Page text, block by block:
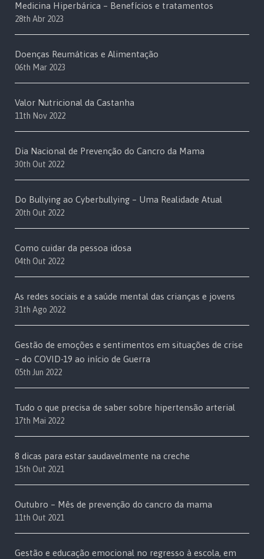
Medicina Hiperbárica – Benefícios e tratamentos
28th Abr 2023
Doenças Reumáticas e Alimentação
06th Mar 2023
Valor Nutricional da Castanha
11th Nov 2022
Dia Nacional de Prevenção do Cancro da Mama
30th Out 2022
Do Bullying ao Cyberbullying – Uma Realidade Atual
20th Out 2022
Como cuidar da pessoa idosa
04th Out 2022
As redes sociais e a saúde mental das crianças e jovens
31th Ago 2022
Gestão de emoções e sentimentos em situações de crise
– do COVID-19 ao início de Guerra
05th Jun 2022
Tudo o que precisa de saber sobre hipertensão arterial
17th Mai 2022
8 dicas para estar saudavelmente na creche
15th Out 2021
Outubro – Mês de prevenção do cancro da mama
11th Out 2021
Gestão e educação emocional no regresso à escola, em